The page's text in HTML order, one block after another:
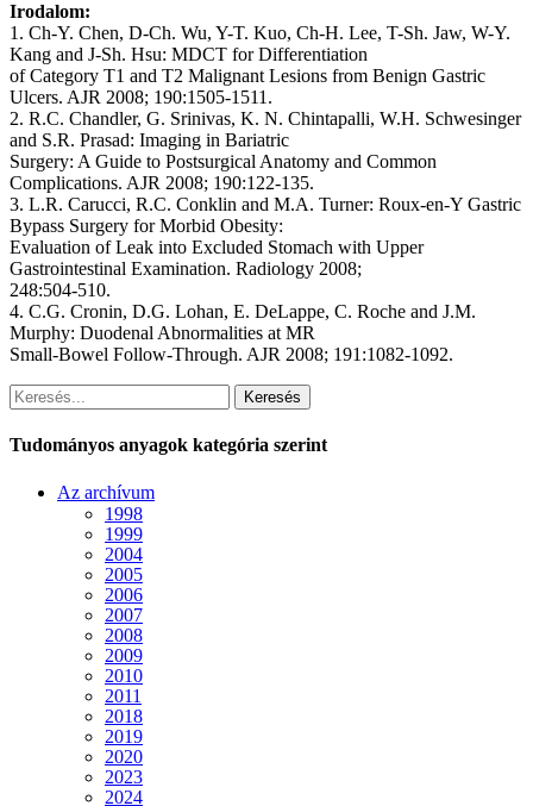
Irodalom:
1. Ch-Y. Chen, D-Ch. Wu, Y-T. Kuo, Ch-H. Lee, T-Sh. Jaw, W-Y.
Kang and J-Sh. Hsu: MDCT for Differentiation
of Category T1 and T2 Malignant Lesions from Benign Gastric
Ulcers. AJR 2008; 190:1505-1511.
2. R.C. Chandler, G. Srinivas, K. N. Chintapalli, W.H. Schwesinger
and S.R. Prasad: Imaging in Bariatric
Surgery: A Guide to Postsurgical Anatomy and Common
Complications. AJR 2008; 190:122-135.
3. L.R. Carucci, R.C. Conklin and M.A. Turner: Roux-en-Y Gastric
Bypass Surgery for Morbid Obesity:
Evaluation of Leak into Excluded Stomach with Upper
Gastrointestinal Examination. Radiology 2008;
248:504-510.
4. C.G. Cronin, D.G. Lohan, E. DeLappe, C. Roche and J.M.
Murphy: Duodenal Abnormalities at MR
Small-Bowel Follow-Through. AJR 2008; 191:1082-1092.
Keresés
Tudományos anyagok kategória szerint
Az archívum
1998
1999
2004
2005
2006
2007
2008
2009
2010
2011
2018
2019
2020
2023
2024